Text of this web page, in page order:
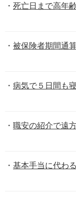
死亡日まで高年
被保険者期間通
病気で５日間も
職安の紹介で遠
基本手当に代わ